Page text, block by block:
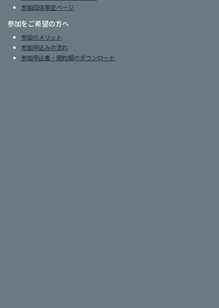
参加団体限定ページ
参加をご希望の方へ
参加のメリット
参加申込みの流れ
参加申込書・規約類のダウンロード